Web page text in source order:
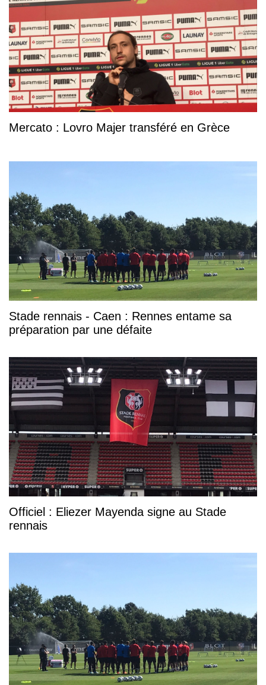
Mercato : Lovro Majer transféré en Grèce
Stade rennais - Caen : Rennes entame sa
préparation par une défaite
Officiel : Eliezer Mayenda signe au Stade
rennais